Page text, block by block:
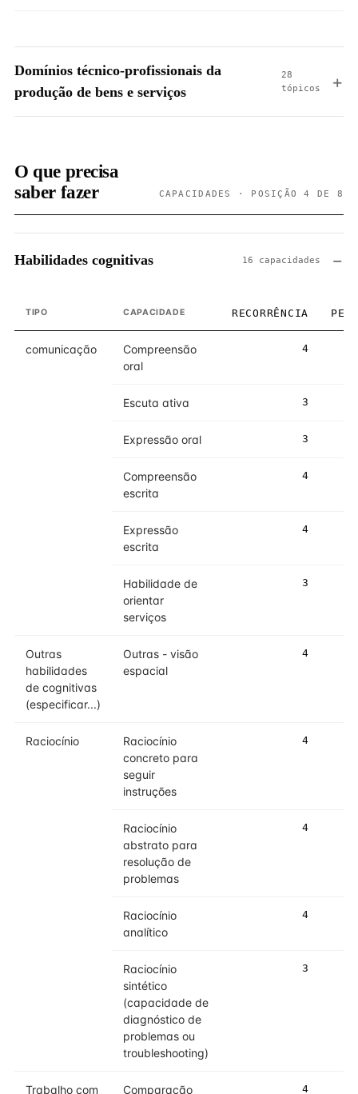
Domínios técnico-profissionais da
produção de bens e serviços
28
tópicos
O que precisa
saber fazer
CAPACIDADES · POSIÇÃO 4 DE 8
Habilidades cognitivas 16 capacidades
TIPO CAPACIDADE RECORRÊNCIA PESO
comunicação
Compreensão
oral
4
Escuta ativa 3
Expressão oral 3
Compreensão
escrita
4
Expressão
escrita
4
Habilidade de
orientar
serviços
3
Outras
habilidades
de cognitivas
(especificar...)
Outras - visão
espacial
4
Raciocínio
Raciocínio
concreto para
seguir
instruções
4
Raciocínio
abstrato para
resolução de
problemas
4
Raciocínio
analítico
4
Raciocínio
sintético
(capacidade de
diagnóstico de
problemas ou
troubleshooting)
3
Trabalho com Comparação 4